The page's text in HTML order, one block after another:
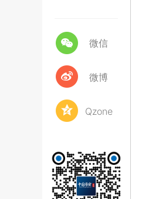
微信
微博
Qzone